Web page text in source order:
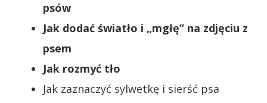
psów
Jak dodać światło i „mgłę” na zdjęciu z
psem
Jak rozmyć tło
Jak zaznaczyć sylwetkę i sierść psa